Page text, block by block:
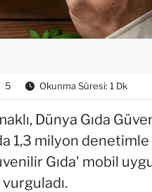
5 Okunma Süresi: 1 Dk
Dünya Gıda
1,3 milyon denetimle
Gıda' mobil